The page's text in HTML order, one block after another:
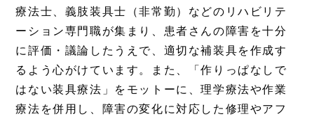
療法士、義肢装具士（非常勤）などのリハビリテ
ーション専門職が集まり、患者さんの障害を十分
に評価・議論したうえで、適切な補装具を作成す
るよう心がけています。また、「作りっぱなしで
はない装具療法」をモットーに、理学療法や作業
療法を併用し、障害の変化に対応した修理やアフ